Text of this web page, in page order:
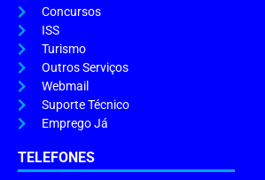
Concursos
ISS
Turismo
Outros Serviços
Webmail
Suporte Técnico
Emprego Já
TELEFONES